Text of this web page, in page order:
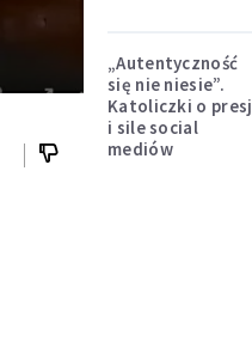
„Autentyczność
się nie niesie”.
Katoliczki o
i sile social
mediów